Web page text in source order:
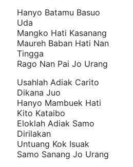
Hanyo Batamu Basuo
Uda
Mangko Hati Kasanang
Maureh Baban Hati Nan
Tingga
Rago Nan Pai Jo Urang
Usahlah Adiak Carito
Dikana Juo
Hanyo Mambuek Hati
Kito Kataibo
Eloklah Adiak Samo
Dirilakan
Untuang Kok Isuak
Samo Sanang Jo Urang